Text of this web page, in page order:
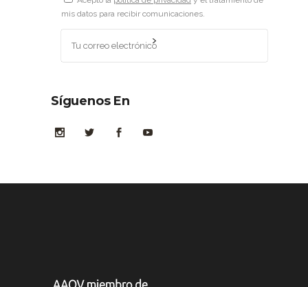
mis datos para recibir comunicaciones.
Síguenos En